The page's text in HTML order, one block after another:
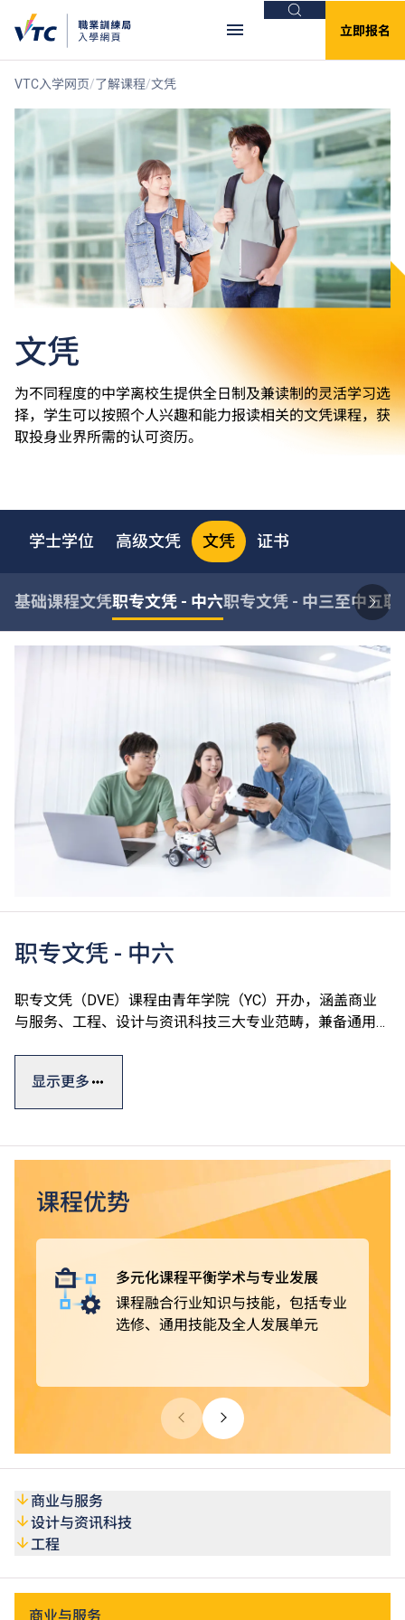
搜索
立即报名
VTC入学网页 了解课程 文凭
文凭
为不同程度的中学离校生提供全日制及兼读制的灵活学习选
择，学生可以按照个人兴趣和能力报读相关的文凭课程，获
取投身业界所需的认可资历。
学士学位 高级文凭 文凭 证书
基础课程文凭职专文凭 - 中六职专文凭 - 中三至中五职
职专文凭 - 中六
职专文凭（DVE）课程由青年学院（YC）开办，涵盖商业
与服务、工程、设计与资讯科技三大专业范畴，兼备通用技
职专文凭课程一般修读期为一年，部份单元以中文授课及评
用指标，资历广获认可。
毕业生可升读VTC高级文凭课程
，升读相关课程更有机会
获豁免修读部分课程单元
。完成课程后，可选择投身业
界，亦可继续进修，取得更高学历。
显示更多
课程优势
多元化课程平衡学术与专业发展
课程融合行业知识与技能，包括专业
选修、通用技能及全人发展单元
商业与服务
设计与资讯科技
工程
商业与服务